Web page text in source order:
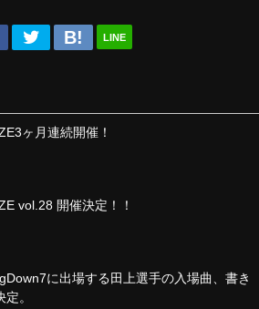
LINE
ヶ月連続開催！
vol.28 開催決定！！
に出場する田上選手の入場曲、書き
。